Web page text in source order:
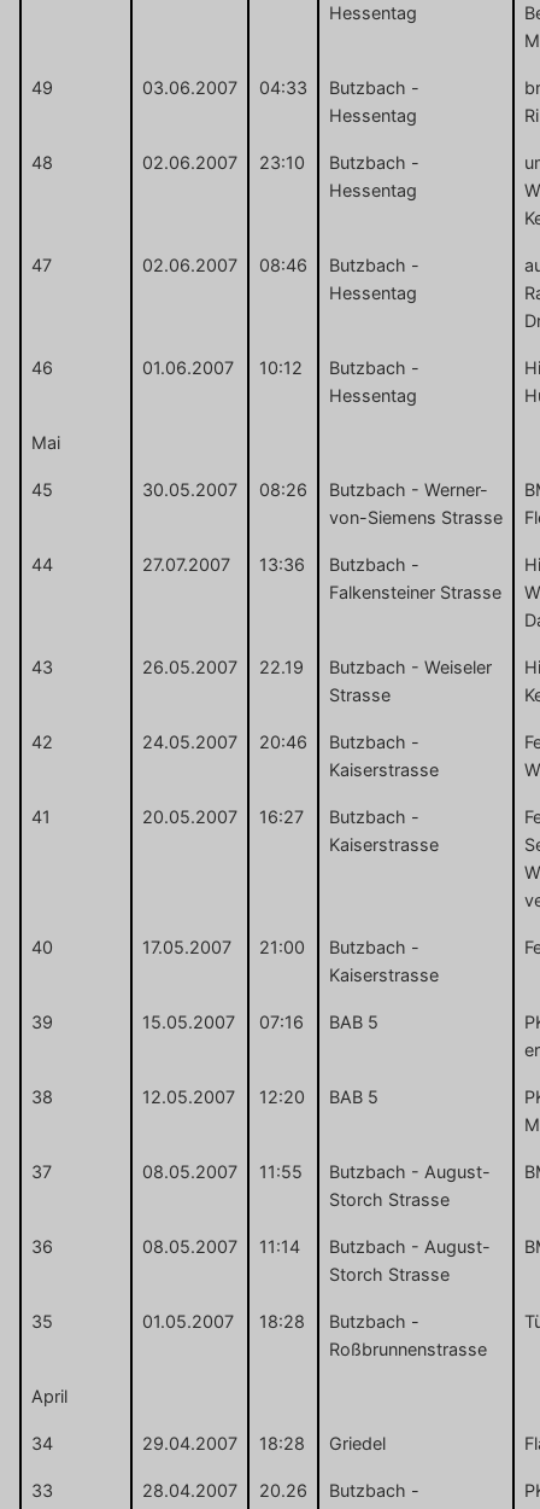
Hessentag
49 03.06.2007 04:33
Butzbach -
Hessentag
48 02.06.2007 23:10
Butzbach -
Hessentag
47 02.06.2007 08:46
Butzbach -
Hessentag
46 01.06.2007 10:12
Butzbach -
Hessentag
Mai
45 30.05.2007 08:26
Butzbach - Werner-
von-Siemens Strasse
44 27.07.2007 13:36
Butzbach -
Falkensteiner Strasse
43 26.05.2007 22.19
Butzbach - Weiseler
Strasse
42 24.05.2007 20:46
Butzbach -
Kaiserstrasse
41 20.05.2007 16:27
Butzbach -
Kaiserstrasse
40 17.05.2007 21:00
Butzbach -
Kaiserstrasse
39 15.05.2007 07:16 BAB 5
38 12.05.2007 12:20 BAB 5
37 08.05.2007 11:55
Butzbach - August-
Storch Strasse
36 08.05.2007 11:14
Butzbach - August-
Storch Strasse
35 01.05.2007 18:28
Butzbach -
Roßbrunnenstrasse
April
34 29.04.2007 18:28 Griedel
33 28.04.2007 20.26
Butzbach -